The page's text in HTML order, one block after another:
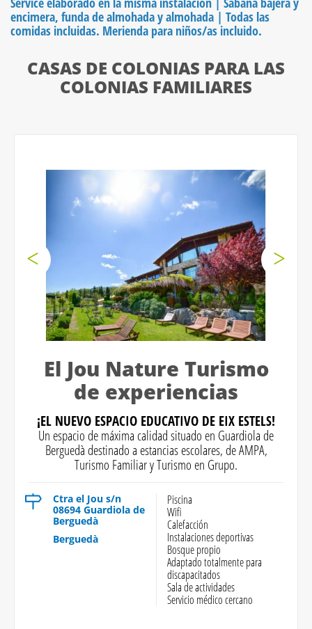
encimera, funda de almohada y almohada | Todas las
comidas incluidas. Merienda para niños/as incluido.
CASAS DE COLONIAS PARA LAS
COLONIAS FAMILIARES
El Jou Nature Turismo
de experiencias
¡EL NUEVO ESPACIO EDUCATIVO DE EIX ESTELS!
Un espacio de máxima calidad situado en Guardiola de
Berguedà destinado a estancias escolares, de AMPA,
Turismo Familiar y Turismo en Grupo.
Ctra el Jou s/n
08694 Guardiola de
Berguedà
Berguedà
Piscina
Wifi
Calefacción
Instalaciones deportivas
Bosque propio
Adaptado totalmente para
discapacitados
Sala de actividades
Servicio médico cercano